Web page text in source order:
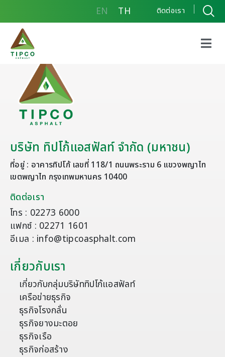
EN TH ติดต่อเรา
บริษัท ทิปโก้แอสฟัลท์ จำกัด (มหาชน)
ที่อยู่ : อาคารทิปโก้ เลขที่ 118/1 ถนนพระราม 6 แขวงพญาไท
เขตพญาไท กรุงเทพมหานคร 10400
ติดต่อเรา
โทร : 02273 6000
แฟกซ์ : 02271 1601
อีเมล : info@tipcoasphalt.com
เกี่ยวกับเรา
เกี่ยวกับกลุ่มบริษัททิปโก้แอสฟัลท์
เครือข่ายธุรกิจ
ธุรกิจโรงกลั่น
ธุรกิจยางมะตอย
ธุรกิจเรือ
ธุรกิจก่อสร้าง